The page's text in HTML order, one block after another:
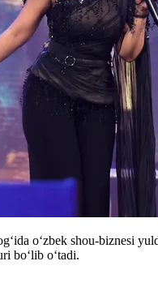
oʻzbek shou-biznesi
boʻlib oʻtadi.